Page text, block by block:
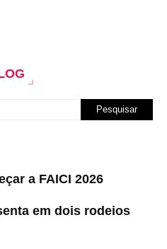
a FAICI 2026
em dois rodeios